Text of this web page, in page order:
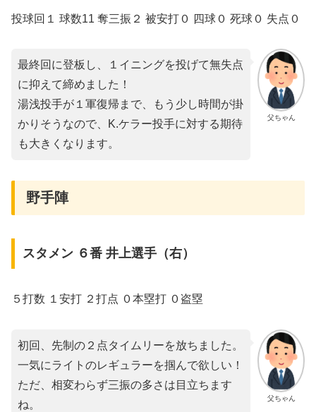
投球回１ 球数11 奪三振２ 被安打０ 四球０ 死球０ 失点０
父ちゃん
最終回に登板し、１イニングを投げて無失点
に抑えて締めました！
湯浅投手が１軍復帰まで、もう少し時間が掛
かりそうなので、K.ケラー投手に対する期待
も大きくなります。
野手陣
スタメン ６番 井上選手（右）
５打数 １安打 ２打点 ０本塁打 ０盗塁
父ちゃん
初回、先制の２点タイムリーを放ちました。
一気にライトのレギュラーを掴んで欲しい！
ただ、相変わらず三振の多さは目立ちます
ね。